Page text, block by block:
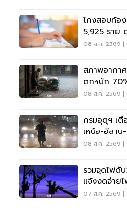
โกงสอบท้อ
5,925 ราย
ปปง.ไล่เส้นก
08 ส.ค. 2569 |
สภาพอากา
ตกหนัก
น้ำท่วมฉับพ
08 ส.ค. 2569 |
กรมอุตุฯ เ
เหนือ-อีสา
เมตร
08 ส.ค. 2569 |
รวมจุดไฟดั
แจ้งงดจ่าย
สมุทรปราก
07 ส.ค. 2569 |